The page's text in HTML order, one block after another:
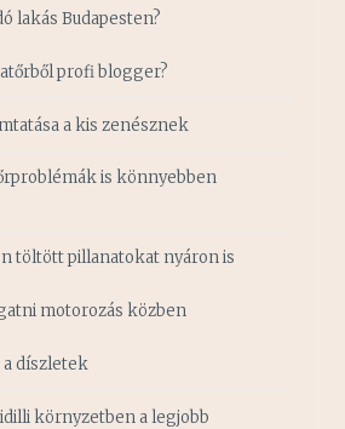
lakás Budapesten?
profi blogger?
a kis zenésznek
is könnyebben
töltött pillanatokat nyáron is
motorozás közben
díszletek
környzetben a legjobb